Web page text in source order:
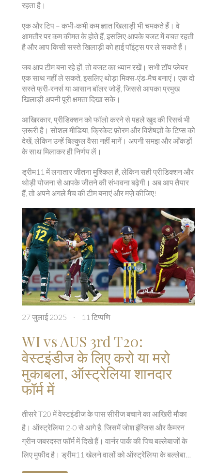
रहता है।
एक और टिप – कभी‑कभी कम ज्ञात खिलाड़ी भी चमकते हैं। वे
आमतौर पर कम कीमत के होते हैं, इसलिए आपके बजट में बचत रहती
है और आप किसी सस्ते खिलाड़ी को हाई पॉइंट्स पर ले सकते हैं।
जब आप टीम बना रहे हों, तो बजट का ध्यान रखें। सभी टॉप प्लेयर
एक साथ नहीं ले सकते, इसलिए थोड़ा मिक्स‑एंड‑मैच बनाएं। एक दो
सस्ते फ्री‑रनर्स या आसान बॉलर जोड़ें, जिससे आपका प्रमुख
खिलाड़ी अपनी पूरी क्षमता दिखा सके।
आखिरकार, प्रीडिक्शन को फॉलो करने से पहले खुद की रिसर्च भी
ज़रूरी है। सोशल मीडिया, क्रिकेट फ़ोरम और विशेषज्ञों के टिप्स को
देखें, लेकिन उन्हें बिल्कुल वैसा नहीं मानें। अपनी समझ और आँकड़ों
के साथ मिलाकर ही निर्णय लें।
ड्रीम11 में लगातार जीतना मुश्किल है, लेकिन सही प्रीडिक्शन और
थोड़ी योजना से आपके जीतने की संभावना बढ़ेगी। अब आप तैयार
हैं, तो अपने अगले मैच की टीम बनाएं और मज़े कीजिए!
27 जुलाई 2025 · 11 टिप्पणि
WI vs AUS 3rd T20:
वेस्टइंडीज के लिए करो या मरो
मुकाबला, ऑस्ट्रेलिया शानदार
फॉर्म में
तीसरे T20 में वेस्टइंडीज के पास सीरीज बचाने का आखिरी मौका
है। ऑस्ट्रेलिया 2-0 से आगे है, जिसमें जोश इंग्लिस और कैमरन
ग्रीन जबरदस्त फॉर्म में दिखे हैं। वार्नर पार्क की पिच बल्लेबाजों के
लिए मुफीद है। ड्रीम11 खेलने वालों को ऑस्ट्रेलिया के बल्लेबाजों